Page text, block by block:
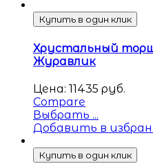
Купить в один клик
Хрустальный
Журавлик
Цена: 11435 руб.
Compare
Выбрать ...
Добавить в
Купить в один клик